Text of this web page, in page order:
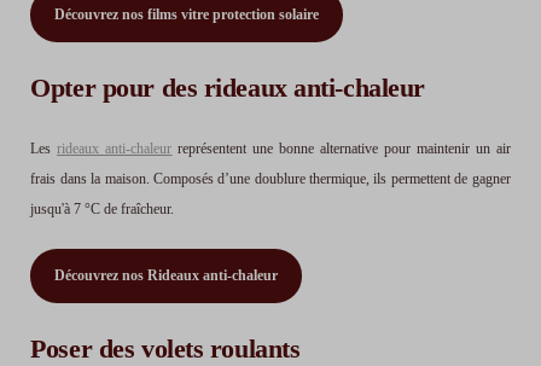
Découvrez nos films vitre protection solaire
Opter pour des rideaux anti-chaleur
Lesrideaux anti-chaleur représentent une bonne alternative pour maintenir un air
frais dans la maison. Composés d’une doublure thermique, ils permettent de gagner
jusqu'à 7 °C de fraîcheur.
Découvrez nos Rideaux anti-chaleur
Poser des volets roulants